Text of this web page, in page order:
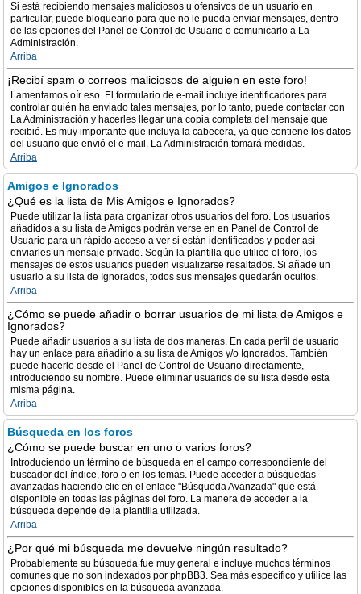
Si está recibiendo mensajes maliciosos u ofensivos de un usuario en
particular, puede bloquearlo para que no le pueda enviar mensajes, dentro
de las opciones del Panel de Control de Usuario o comunicarlo a La
Administración.
Arriba
¡Recibí spam o correos maliciosos de alguien en este foro!
Lamentamos oír eso. El formulario de e-mail incluye identificadores para
controlar quién ha enviado tales mensajes, por lo tanto, puede contactar con
La Administración y hacerles llegar una copia completa del mensaje que
recibió. Es muy importante que incluya la cabecera, ya que contiene los datos
del usuario que envió el e-mail. La Administración tomará medidas.
Arriba
Amigos e Ignorados
¿Qué es la lista de Mis Amigos e Ignorados?
Puede utilizar la lista para organizar otros usuarios del foro. Los usuarios
añadidos a su lista de Amigos podrán verse en en Panel de Control de
Usuario para un rápido acceso a ver si están identificados y poder así
enviarles un mensaje privado. Según la plantilla que utilice el foro, los
mensajes de estos usuarios pueden visualizarse resaltados. Si añade un
usuario a su lista de Ignorados, todos sus mensajes quedarán ocultos.
Arriba
¿Cómo se puede añadir o borrar usuarios de mi lista de Amigos e
Ignorados?
Puede añadir usuarios a su lista de dos maneras. En cada perfil de usuario
hay un enlace para añadirlo a su lista de Amigos y/o Ignorados. También
puede hacerlo desde el Panel de Control de Usuario directamente,
introduciendo su nombre. Puede eliminar usuarios de su lista desde esta
misma página.
Arriba
Búsqueda en los foros
¿Cómo se puede buscar en uno o varios foros?
Introduciendo un término de búsqueda en el campo correspondiente del
buscador del índice, foro o en los temas. Puede acceder a búsquedas
avanzadas haciendo clic en el enlace "Búsqueda Avanzada" que está
disponible en todas las páginas del foro. La manera de acceder a la
búsqueda depende de la plantilla utilizada.
Arriba
¿Por qué mi búsqueda me devuelve ningún resultado?
Probablemente su búsqueda fue muy general e incluye muchos términos
comunes que no son indexados por phpBB3. Sea más específico y utilice las
opciones disponibles en la búsqueda avanzada.